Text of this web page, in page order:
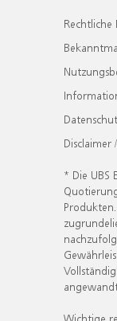
Disclaimer
* Die UBS